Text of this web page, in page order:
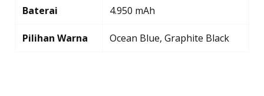
Baterai 4.950 mAh
Pilihan Warna Ocean Blue, Graphite Black